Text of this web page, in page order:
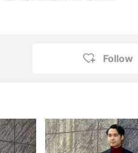
Follow